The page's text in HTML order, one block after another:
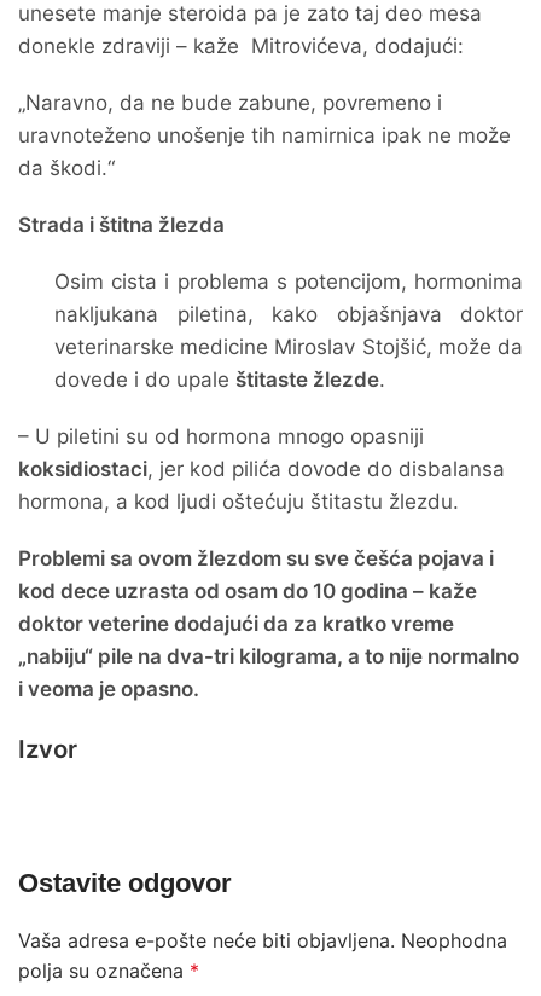
unesete manje steroida pa je zato taj deo mesa
donekle zdraviji – kaže Mitrovićeva, dodajući:
„Naravno, da ne bude zabune, povremeno i
uravnoteženo unošenje tih namirnica ipak ne može
da škodi.“
Strada i štitna žlezda
Osim cista i problema s potencijom, hormonima
nakljukana piletina, kako objašnjava doktor
veterinarske medicine Miroslav Stojšić, može da
dovede i do upale štitaste žlezde.
– U piletini su od hormona mnogo opasniji
koksidiostaci, jer kod pilića dovode do disbalansa
hormona, a kod ljudi oštećuju štitastu žlezdu.
Problemi sa ovom žlezdom su sve češća pojava i
kod dece uzrasta od osam do 10 godina – kaže
doktor veterine dodajući da za kratko vreme
„nabiju“ pile na dva-tri kilograma, a to nije normalno
i veoma je opasno.
Izvor
Ostavite odgovor
Vaša adresa e-pošte neće biti objavljena. Neophodna
polja su označena *